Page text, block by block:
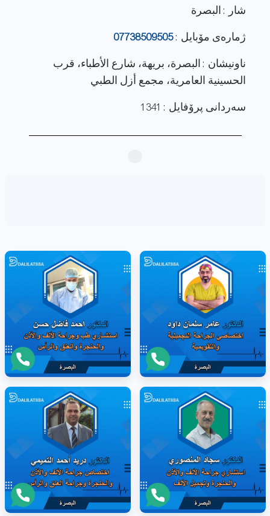
شار : البصرة
ژماره‌ی مۆبایل :07738509505
ناونيشان : البصرة، بريهة، شارع الأطباء، قرب
الحسينية العامرية، مجمع أزل الطبي
سەردانی پرۆفایل : 1341